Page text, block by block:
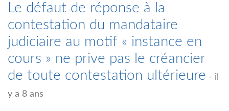
Le défaut de réponse à la
contestation du mandataire
judiciaire au motif « instance en
cours » ne prive pas le créancier
de toute contestation ultérieure - il
y a 8 ans